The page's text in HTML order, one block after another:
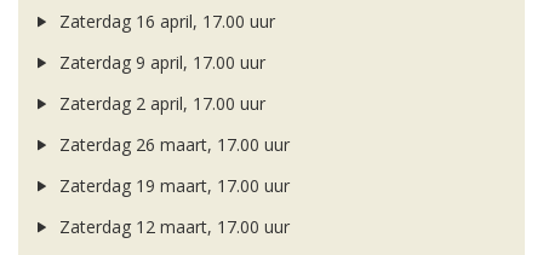
Zaterdag 16 april, 17.00 uur
Zaterdag 9 april, 17.00 uur
Zaterdag 2 april, 17.00 uur
Zaterdag 26 maart, 17.00 uur
Zaterdag 19 maart, 17.00 uur
Zaterdag 12 maart, 17.00 uur